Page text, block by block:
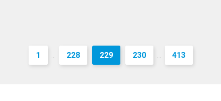
1 ... 228 229 230 ... 413